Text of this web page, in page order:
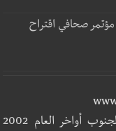
صحافي اقتراح
أول صحيفة اليكترونية صدرت في صيدا والجنوب أواخر العام 2002